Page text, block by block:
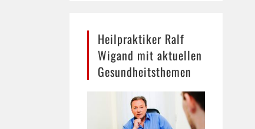
Heilpraktiker Ralf
Wigand mit aktuellen
Gesundheitsthemen